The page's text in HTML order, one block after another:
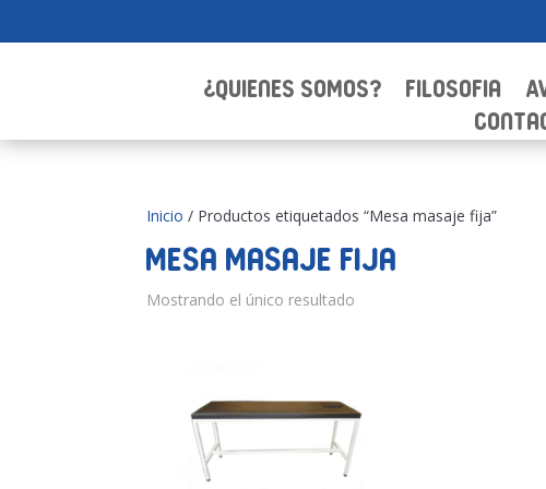
¿Quienes Somos? Filosofia
Inicio / Productos etiquetados “Mesa masaje fija”
Mesa masaje fija
Mostrando el único resultado